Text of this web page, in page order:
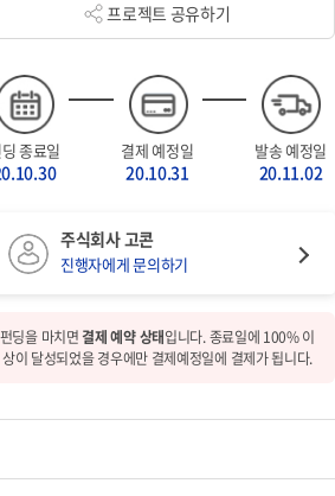
프로젝트 공유하기
종료일 결제 예정일
20.10.31
발송 예정일
20.11.02
주식회사 고콘
진행자에게 문의하기
펀딩을 마치면결제 예약 상태입니다. 종료일에 100% 이
상이 달성되었을 경우에만 결제예정일에 결제가 됩니다.